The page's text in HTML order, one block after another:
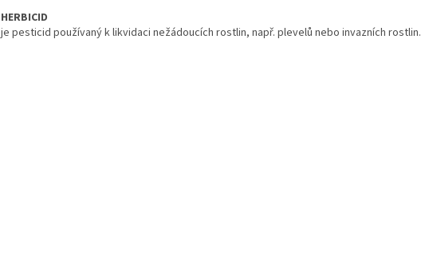
HERBICID
je pesticid používaný k likvidaci nežádoucích rostlin, např. plevelů nebo invazních rostlin.